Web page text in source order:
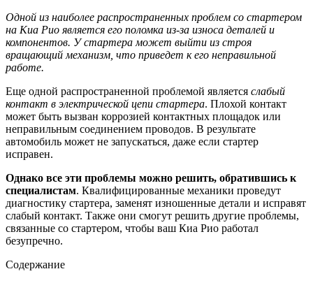
Одной из наиболее распространенных проблем со стартером
на Киа Рио является его поломка из-за износа деталей и
компонентов. У стартера может выйти из строя
вращающий механизм, что приведет к его неправильной
работе.
Еще одной распространенной проблемой является слабый
контакт в электрической цепи стартера. Плохой контакт
может быть вызван коррозией контактных площадок или
неправильным соединением проводов. В результате
автомобиль может не запускаться, даже если стартер
исправен.
Однако все эти проблемы можно решить, обратившись к
специалистам. Квалифицированные механики проведут
диагностику стартера, заменят изношенные детали и исправят
слабый контакт. Также они смогут решить другие проблемы,
связанные со стартером, чтобы ваш Киа Рио работал
безупречно.
Содержание